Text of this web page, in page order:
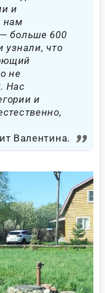
и
нам
больше 600
узнали, что
не
Нас
и
Валентина.